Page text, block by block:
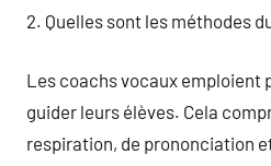
2. Quelles sont les méthodes
Les coachs vocaux emploient
guider leurs élèves. Cela
respiration, de prononciation